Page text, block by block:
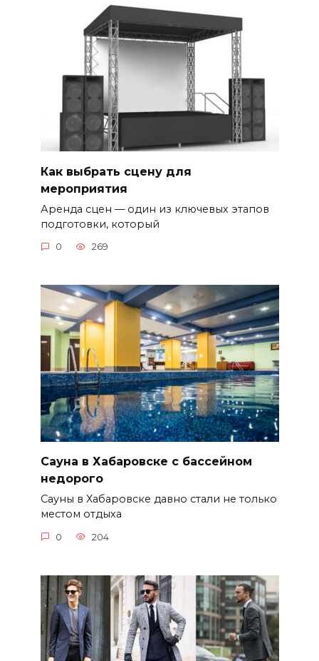
Как выбрать сцену для
мероприятия
Аренда сцен — один из ключевых этапов
подготовки, который
0 269
Сауна в Хабаровске с бассейном
недорого
Сауны в Хабаровске давно стали не только
местом отдыха
0 204